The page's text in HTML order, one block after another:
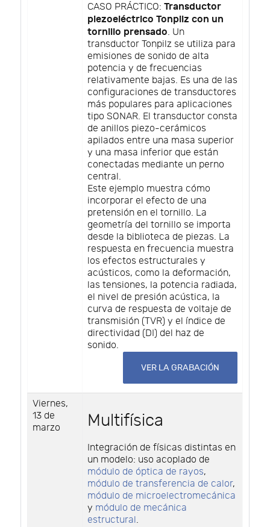
CASO PRÁCTICO: Transductor
piezoeléctrico Tonpilz con un
tornillo prensado. Un
transductor Tonpilz se utiliza para
emisiones de sonido de alta
potencia y de frecuencias
relativamente bajas. Es una de las
configuraciones de transductores
más populares para aplicaciones
tipo SONAR. El transductor consta
de anillos piezo-cerámicos
apilados entre una masa superior
y una masa inferior que están
conectadas mediante un perno
central.
Este ejemplo muestra cómo
incorporar el efecto de una
pretensión en el tornillo. La
geometría del tornillo se importa
desde la biblioteca de piezas. La
respuesta en frecuencia muestra
los efectos estructurales y
acústicos, como la deformación,
las tensiones, la potencia radiada,
el nivel de presión acústica, la
curva de respuesta de voltaje de
transmisión (TVR) y el índice de
directividad (DI) del haz de
sonido.
VER LA GRABACIÓN
Viernes,
13 de
marzo
Multifísica
Integración de físicas distintas en
un modelo: uso acoplado de
módulo de óptica de rayos,
módulo de transferencia de calor,
módulo de microelectromecánica
y módulo de mecánica
estructural.